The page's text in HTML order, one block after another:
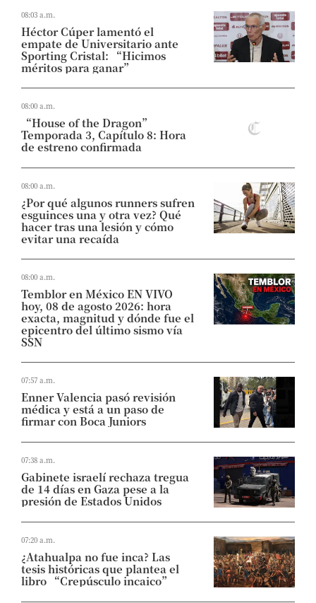
08:03 a.m.
Héctor Cúper lamentó el
empate de Universitario ante
Sporting Cristal: “Hicimos
méritos para ganar”
08:00 a.m.
“House of the Dragon”
Temporada 3, Capítulo 8: Hora
de estreno confirmada
08:00 a.m.
¿Por qué algunos runners sufren
esguinces una y otra vez? Qué
hacer tras una lesión y cómo
evitar una recaída
08:00 a.m.
Temblor en México EN VIVO
hoy, 08 de agosto 2026: hora
exacta, magnitud y dónde fue el
epicentro del último sismo vía
SSN
07:57 a.m.
Enner Valencia pasó revisión
médica y está a un paso de
firmar con Boca Juniors
07:38 a.m.
Gabinete israelí rechaza tregua
de 14 días en Gaza pese a la
presión de Estados Unidos
07:20 a.m.
¿Atahualpa no fue inca? Las
tesis históricas que plantea el
libro “Crepúsculo incaico”